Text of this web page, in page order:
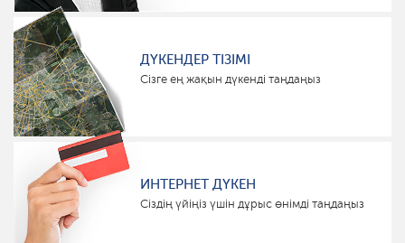
ДҮКЕНДЕР ТІЗІМІ
Сізге ең жақын дүкенді таңдаңыз
ИНТЕРНЕТ ДҮКЕН
Сіздің үйіңіз үшін дұрыс өнімді таңдаңыз